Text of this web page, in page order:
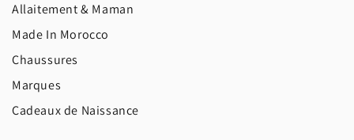
Allaitement & Maman
Made In Morocco
Chaussures
Marques
Cadeaux de Naissance